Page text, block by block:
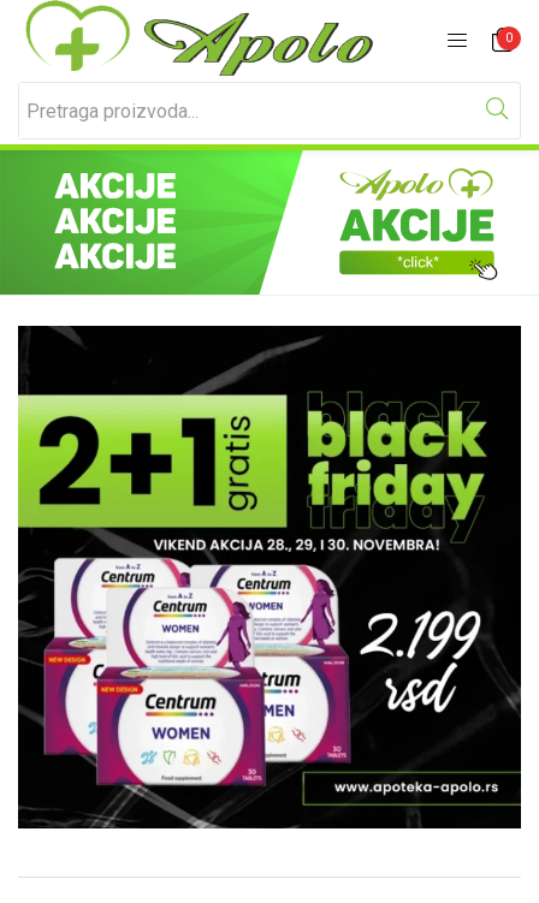
0
Prijavite se Registracija
Unesite svoje korisničko ime i lozinku za prijavu.
Zapamti me Izgubljena lozinka?